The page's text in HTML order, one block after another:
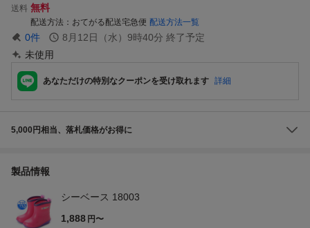
送料 無料
配送方法 おてがる配送宅急便 配送方法一覧
0件 8月12日（水）9時40分 終了予定
未使用
あなただけの特別なクーポンを受け取れます 詳細
5,000円相当、落札価格がお得に
製品情報
シーベース 18003
1,888 円〜